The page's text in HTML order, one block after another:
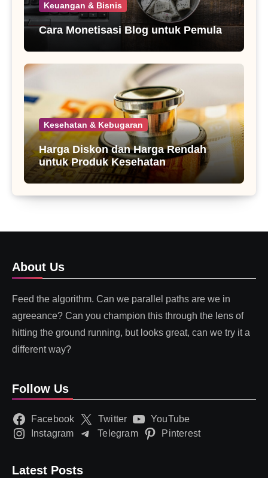
Keuangan & Bisnis
Cara Monetisasi Blog untuk Pemula
Kesehatan & Kebugaran
Harga Diskon dan Harga Rendah
untuk Produk Kesehatan
About Us
Feed the algorithm. Can we parallel paths are we in
agreeance? Can you champion this through the lens of
hitting the ground running, but looks great, can we try it a
different way?
Follow Us
Facebook Twitter
YouTube
Instagram
Telegram Pinterest
Latest Posts